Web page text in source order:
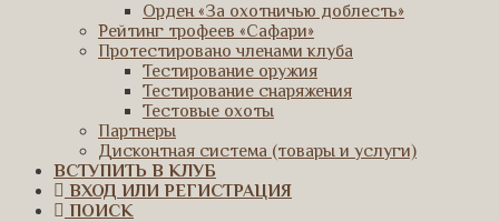
Орден «За охотничью доблесть»
Рейтинг трофеев «Сафари»
Протестировано членами клуба
Тестирование оружия
Тестирование снаряжения
Тестовые охоты
Партнеры
Дисконтная система (товары и услуги)
ВСТУПИТЬ В КЛУБ
ВХОД ИЛИ РЕГИСТРАЦИЯ
ПОИСК